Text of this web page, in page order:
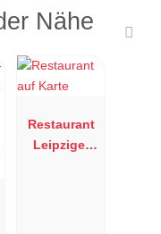
Nähe
Restaurant
Leipziger